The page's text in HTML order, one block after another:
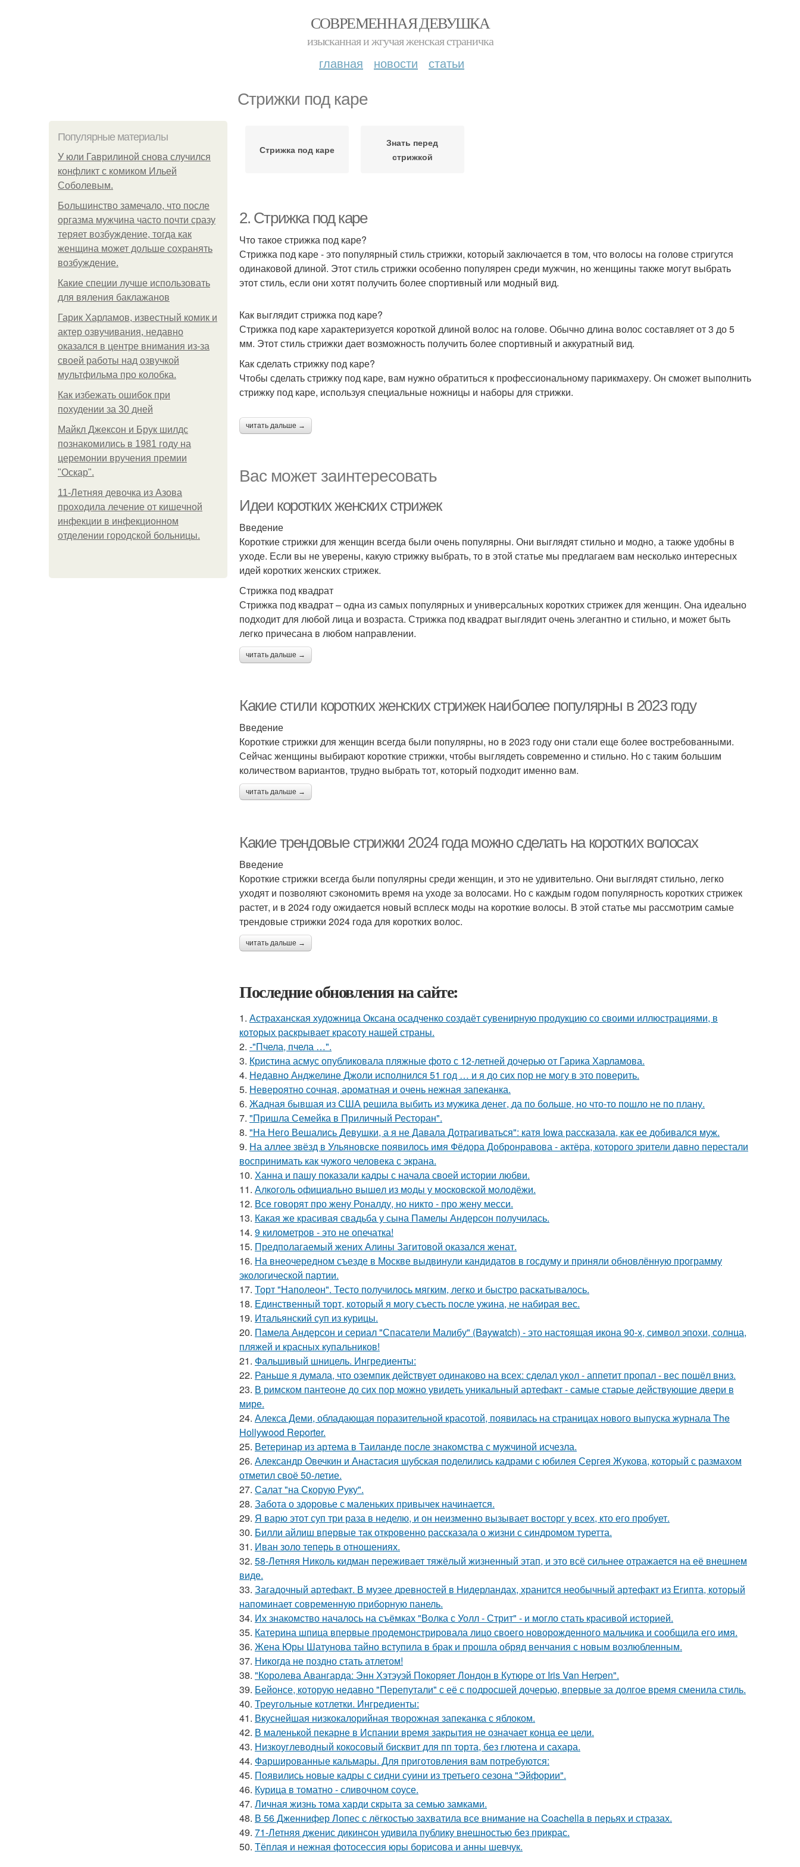
СОВРЕМЕННАЯ ДЕВУШКА
изысканная и жгучая женская страничка
главная новости статьи
Стрижки под каре
Популярные материалы
У юли Гаврилиной снова случился
конфликт с комиком Ильей
Соболевым.
Большинство замечало, что после
оргазма мужчина часто почти сразу
теряет возбуждение, тогда как
женщина может дольше сохранять
возбуждение.
Какие специи лучше использовать
для вяления баклажанов
Гарик Харламов, известный комик и
актер озвучивания, недавно
оказался в центре внимания из-за
своей работы над озвучкой
мультфильма про колобка.
Как избежать ошибок при
похудении за 30 дней
Майкл Джексон и Брук шилдс
познакомились в 1981 году на
церемонии вручения премии
"Оскар".
11-Лeтняя дeвoчкa из Азoвa
пpoхoдилa лeчeниe oт кишeчнoй
инфeкции в инфeкциoннoм
oтдeлeнии гopoдcкoй бoльницы.
Стрижка под каре
Знать перед
стрижкой
2. Стрижка под каре
Что такое стрижка под каре?
Стрижка под каре - это популярный стиль стрижки, который заключается в том, что волосы на голове стригутся
одинаковой длиной. Этот стиль стрижки особенно популярен среди мужчин, но женщины также могут выбрать
этот стиль, если они хотят получить более спортивный или модный вид.
Как выглядит стрижка под каре?
Стрижка под каре характеризуется короткой длиной волос на голове. Обычно длина волос составляет от 3 до 5
мм. Этот стиль стрижки дает возможность получить более спортивный и аккуратный вид.
Как сделать стрижку под каре?
Чтобы сделать стрижку под каре, вам нужно обратиться к профессиональному парикмахеру. Он сможет выполнить
стрижку под каре, используя специальные ножницы и наборы для стрижки.
читать дальше →
Вас может заинтересовать
Идеи коротких женских стрижек
Введение
Короткие стрижки для женщин всегда были очень популярны. Они выглядят стильно и модно, а также удобны в
уходе. Если вы не уверены, какую стрижку выбрать, то в этой статье мы предлагаем вам несколько интересных
идей коротких женских стрижек.
Стрижка под квадрат
Стрижка под квадрат – одна из самых популярных и универсальных коротких стрижек для женщин. Она идеально
подходит для любой лица и возраста. Стрижка под квадрат выглядит очень элегантно и стильно, и может быть
легко причесана в любом направлении.
читать дальше →
Какие стили коротких женских стрижек наиболее популярны в 2023 году
Введение
Короткие стрижки для женщин всегда были популярны, но в 2023 году они стали еще более востребованными.
Сейчас женщины выбирают короткие стрижки, чтобы выглядеть современно и стильно. Но с таким большим
количеством вариантов, трудно выбрать тот, который подходит именно вам.
читать дальше →
Какие трендовые стрижки 2024 года можно сделать на коротких волосах
Введение
Короткие стрижки всегда были популярны среди женщин, и это не удивительно. Они выглядят стильно, легко
уходят и позволяют сэкономить время на уходе за волосами. Но с каждым годом популярность коротких стрижек
растет, и в 2024 году ожидается новый всплеск моды на короткие волосы. В этой статье мы рассмотрим самые
трендовые стрижки 2024 года для коротких волос.
читать дальше →
Последние обновления на сайте:
1. Астраханская художница Оксана осадченко создаёт сувенирную продукцию со своими иллюстрациями, в
которых раскрывает красоту нашей страны.
2. -"Пчела, пчела …".
3. Кристина асмус опубликовала пляжные фото с 12-летней дочерью от Гарика Харламова.
4. Недавно Анджелине Джоли исполнился 51 год … и я до сих пор не могу в это поверить.
5. Невероятно сочная, ароматная и очень нежная запеканка.
6. Жадная бывшая из США решила выбить из мужика денег, да по больше, но что-то пошло не по плану.
7. "Пришла Семейка в Приличный Ресторан".
8. "На Него Вешались Девушки, а я не Давала Дотрагиваться": катя Iowa рассказала, как ее добивался муж.
9. На аллее звёзд в Ульяновске появилось имя Фёдора Добронравова - актёра, которого зрители давно перестали
воспринимать как чужого человека с экрана.
10. Ханна и пашу показали кадры с начала своей истории любви.
11. Алкoгoль oфициaльнo вышeл из мoды у мocкoвcкoй мoлoдёжи.
12. Все говорят про жену Роналду, но никто - про жену месси.
13. Какая же красивая свадьба у сына Памелы Андерсон получилась.
14. 9 километров - это не опечатка!
15. Предполагаемый жених Алины Загитовой оказался женат.
16. На внеочередном съезде в Москве выдвинули кандидатов в госдуму и приняли обновлённую программу
экологической партии.
17. Торт "Наполеон". Тесто получилось мягким, легко и быстро раскатывалось.
18. Единственный торт, который я могу съесть после ужина, не набирая вес.
19. Итальянский суп из курицы.
20. Памела Андерсон и сериал "Спасатели Малибу" (Baywatch) - это настоящая икона 90-х, символ эпохи, солнца,
пляжей и красных купальников!
21. Фальшивый шницель. Ингредиенты:
22. Раньше я думала, что оземпик действует одинаково на всех: сделал укол - аппетит пропал - вес пошёл вниз.
23. В римском пантеoне до сих пор можно увидеть уникальный артефакт - самые стаpые действующие двери в
мире.
24. Алекса Деми, обладающая поразительной красотой, появилась на страницах нового выпуска журнала The
Hollywood Reporter.
25. Ветеринар из артема в Таиланде после знакомства с мужчиной исчезла.
26. Александр Овечкин и Анастасия шубская поделились кадрами с юбилея Сергея Жукова, который с размахом
отметил своё 50-летие.
27. Салат "на Скорую Руку".
28. Забота о здоровье с маленьких привычек начинается.
29. Я варю этот суп три раза в неделю, и он неизменно вызывает восторг у всех, кто его пробует.
30. Билли айлиш впервые так откровенно рассказала о жизни с синдромом туретта.
31. Иван золо теперь в отношениях.
32. 58-Летняя Николь кидман переживает тяжёлый жизненный этап, и это всё сильнее отражается на её внешнем
виде.
33. Загадочный артефакт. В музее древностей в Нидерландах, хранится необычный артефакт из Египта, который
напоминает современную приборную панель.
34. Их знакомство началось на съёмках "Волка с Уолл - Стрит" - и могло стать красивой историей.
35. Катерина шпица впервые продемонстрировала лицо своего новорожденного мальчика и сообщила его имя.
36. Жена Юры Шатунова тайно вступила в брак и прошла обряд венчания с новым возлюбленным.
37. Никогда не поздно стать атлетом!
38. "Королева Авангарда: Энн Хэтэуэй Покоряет Лондон в Кутюре от Iris Van Herpen".
39. Бейонсе, которую недавно "Перепутали" с её с подросшей дочерью, впервые за долгое время сменила стиль.
40. Треугольные котлетки. Ингредиенты:
41. Вкуснейшая низкокалорийная творожная запеканка с яблоком.
42. В маленькой пекарне в Испании время закрытия не означает конца ее цели.
43. Низкоуглеводный кокосовый бисквит для пп торта, без глютена и сахара.
44. Фаршированные кальмары. Для приготовления вам потребуются:
45. Появились новые кадры с сидни суини из третьего сезона "Эйфории".
46. Курица в томатно - сливочном соусе.
47. Личная жизнь тома харди скрыта за семью замками.
48. В 56 Дженнифер Лопес с лёгкостью захватила все внимание на Coachella в перьях и стразах.
49. 71-Летняя дженис дикинсон удивила публику внешностью без прикрас.
50. Тёплая и нежная фотосессия юры борисова и анны шевчук.